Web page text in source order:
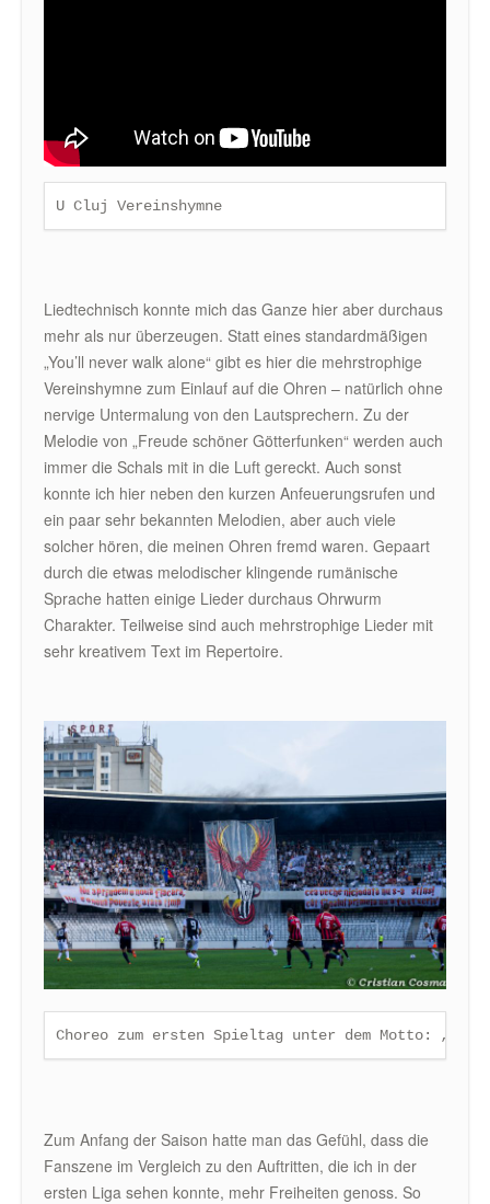
U Cluj Vereinshymne
Liedtechnisch konnte mich das Ganze hier aber durchaus
mehr als nur überzeugen. Statt eines standardmäßigen
„You’ll never walk alone“ gibt es hier die mehrstrophige
Vereinshymne zum Einlauf auf die Ohren – natürlich ohne
nervige Untermalung von den Lautsprechern. Zu der
Melodie von „Freude schöner Götterfunken“ werden auch
immer die Schals mit in die Luft gereckt. Auch sonst
konnte ich hier neben den kurzen Anfeuerungsrufen und
ein paar sehr bekannten Melodien, aber auch viele
solcher hören, die meinen Ohren fremd waren. Gepaart
durch die etwas melodischer klingende rumänische
Sprache hatten einige Lieder durchaus Ohrwurm
Charakter. Teilweise sind auch mehrstrophige Lieder mit
sehr kreativem Text im Repertoire.
Choreo zum ersten Spieltag unter dem Motto:
Zum Anfang der Saison hatte man das Gefühl, dass die
Fanszene im Vergleich zu den Auftritten, die ich in der
ersten Liga sehen konnte, mehr Freiheiten genoss. So